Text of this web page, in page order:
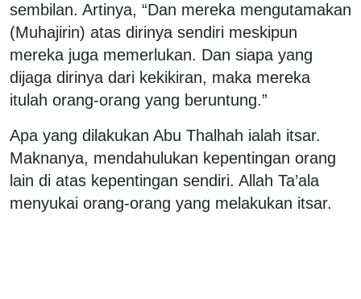
sembilan. Artinya, “Dan mereka mengutamakan
(Muhajirin) atas dirinya sendiri meskipun
mereka juga memerlukan. Dan siapa yang
dijaga dirinya dari kekikiran, maka mereka
itulah orang-orang yang beruntung.”
Apa yang dilakukan Abu Thalhah ialah itsar.
Maknanya, mendahulukan kepentingan orang
lain di atas kepentingan sendiri. Allah Ta’ala
menyukai orang-orang yang melakukan itsar.